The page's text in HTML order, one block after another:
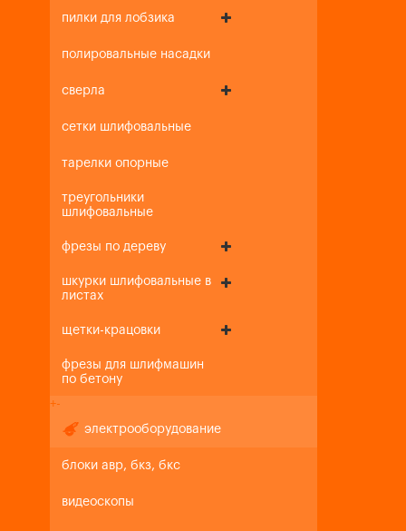
пилки для лобзика
полировальные насадки
сверла
сетки шлифовальные
тарелки опорные
треугольники
шлифовальные
фрезы по дереву
шкурки шлифовальные в
листах
щетки-крацовки
фрезы для шлифмашин
по бетону
+-
электрооборудование
блоки авр, бкз, бкс
видеоскопы